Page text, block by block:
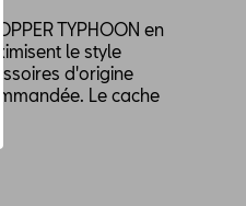
TYPHOON en
le style
d'origine
Le cache